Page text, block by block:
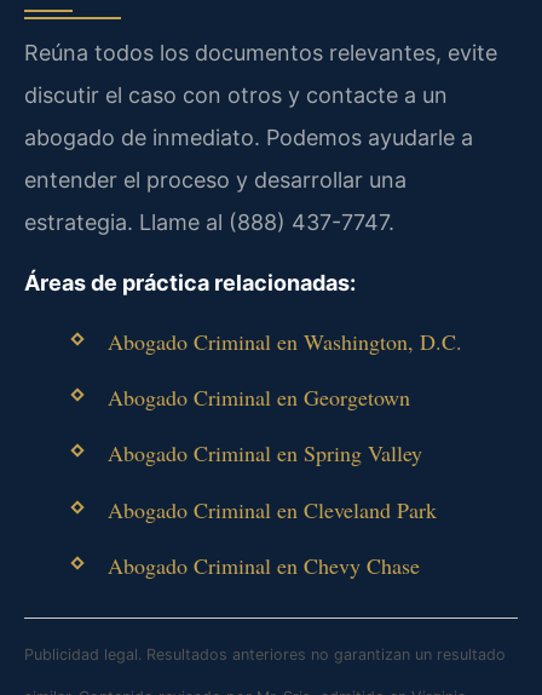
Reúna todos los documentos relevantes, evite
discutir el caso con otros y contacte a un
abogado de inmediato. Podemos ayudarle a
entender el proceso y desarrollar una
estrategia. Llame al (888) 437-7747.
Áreas de práctica relacionadas:
Abogado Criminal en Washington, D.C.
Abogado Criminal en Georgetown
Abogado Criminal en Spring Valley
Abogado Criminal en Cleveland Park
Abogado Criminal en Chevy Chase
Publicidad legal. Resultados anteriores no garantizan un resultado